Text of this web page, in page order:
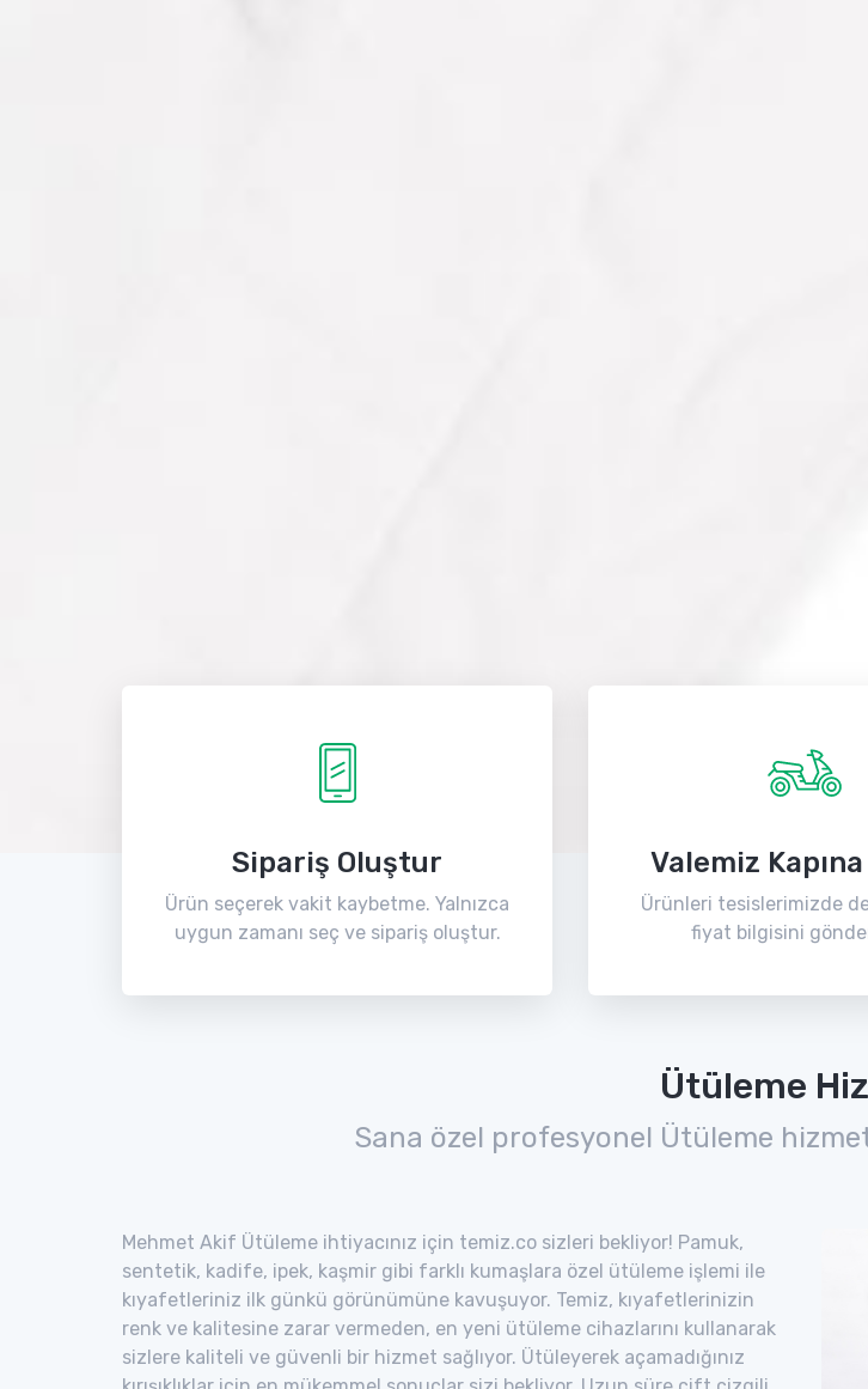
Sipariş Oluştur
Ürün seçerek vakit kaybetme. Yalnızca
uygun zamanı seç ve sipariş oluştur.
Valemiz
Ürünleri tesislerimizde
fiyat bilgisini
Ütüleme
Sana özel profesyonel Ütüleme
Mehmet Akif Ütüleme ihtiyacınız için temiz.co sizleri bekliyor! Pamuk,
sentetik, kadife, ipek, kaşmir gibi farklı kumaşlara özel ütüleme işlemi ile
kıyafetleriniz ilk günkü görünümüne kavuşuyor. Temiz, kıyafetlerinizin
renk ve kalitesine zarar vermeden, en yeni ütüleme cihazlarını kullanarak
sizlere kaliteli ve güvenli bir hizmet sağlıyor. Ütüleyerek açamadığınız